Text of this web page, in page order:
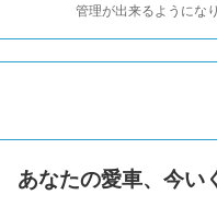
管理が出来るようにな
あなたの愛車、今い